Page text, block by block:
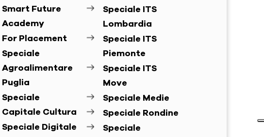
Smart Future
Academy
For Placement
Speciale
Agroalimentare
Puglia
Speciale
Capitale Cultura
Speciale Digitale
Speciale ITS
Lombardia
Speciale ITS
Piemonte
Speciale ITS
Move
Speciale Medie
Speciale Rondine
Speciale